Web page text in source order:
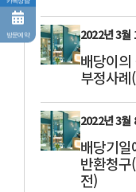
2022년 3월
배당이
부정사례
2022년 3월
배당기
반환청
전)
방문예약